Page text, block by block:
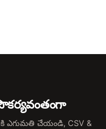
ఎగుమతి చేయండి, CSV &